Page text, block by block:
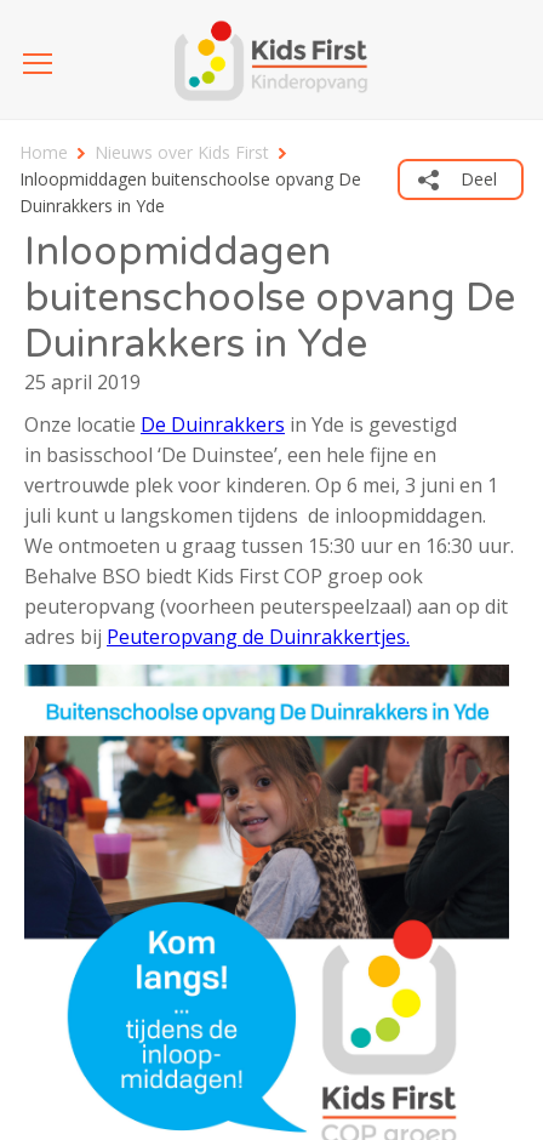
Home
Nieuws over Kids First
Inloopmiddagen buitenschoolse opvang De
Duinrakkers in Yde
Deel
Inloopmiddagen
buitenschoolse opvang De
Duinrakkers in Yde
25 april 2019
Onze locatie De Duinrakkers in Yde is gevestigd
in basisschool ‘De Duinstee’, een hele fijne en
vertrouwde plek voor kinderen. Op 6 mei, 3 juni en 1
juli kunt u langskomen tijdens de inloopmiddagen.
We ontmoeten u graag tussen 15:30 uur en 16:30 uur.
Behalve BSO biedt Kids First COP groep ook
peuteropvang (voorheen peuterspeelzaal) aan op dit
adres bij Peuteropvang de Duinrakkertjes.